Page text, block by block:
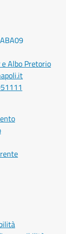
Albo Pretorio